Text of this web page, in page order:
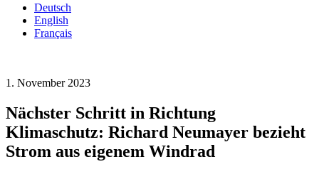
Deutsch
English
Français
1. November 2023
Nächster Schritt in Richtung
Klimaschutz: Richard Neumayer bezieht
Strom aus eigenem Windrad